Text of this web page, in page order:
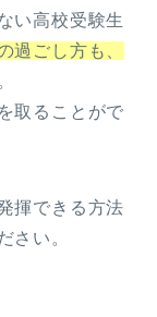
い高校受験生
過ごし方も、
。
取ることがで
揮できる方法
さい。